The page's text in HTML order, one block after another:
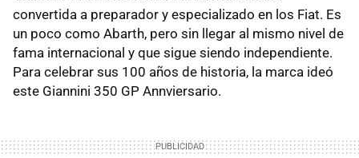
convertida a preparador y especializado en los Fiat. Es
un poco como Abarth, pero sin llegar al mismo nivel de
fama internacional y que sigue siendo independiente.
Para celebrar sus 100 años de historia, la marca ideó
este Giannini 350 GP Annviersario.